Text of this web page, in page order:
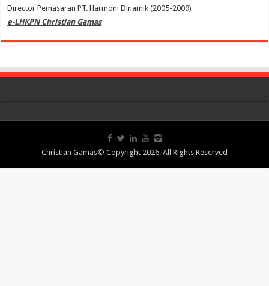
Director Pemasaran PT. Harmoni Dinamik (2005-2009)
e-LHKPN Christian Gamas
Christian Gamas© Copyright 2026, All Rights Reserved